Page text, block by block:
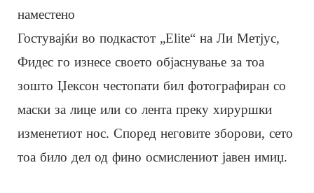
наместено
Гостувајќи во подкастот „Elite“ на Ли Метјус,
Фидес го изнесе своето објаснување за тоа
зошто Џексон честопати бил фотографиран со
маски за лице или со лента преку хируршки
изменетиот нос. Според неговите зборови, сето
тоа било дел од фино осмислениот јавен имиџ.